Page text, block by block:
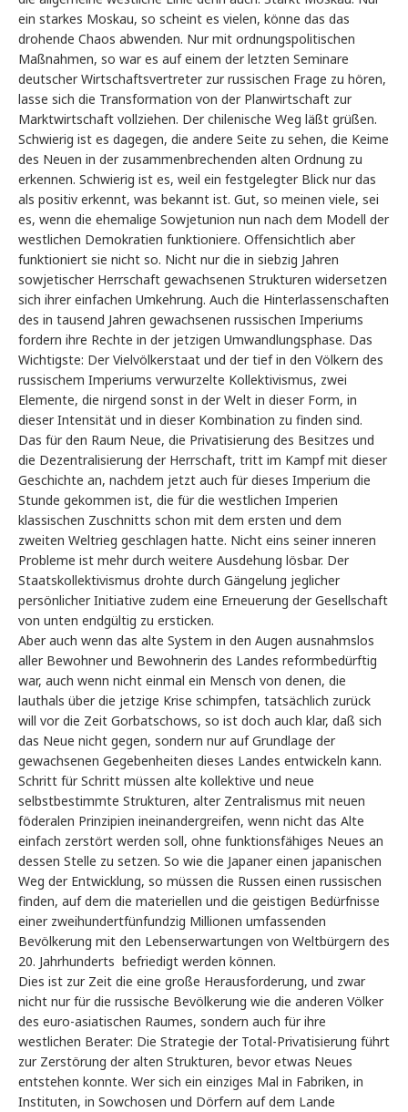
ein starkes Moskau, so scheint es vielen, könne das das
drohende Chaos abwenden. Nur mit ordnungspolitischen
Maßnahmen, so war es auf einem der letzten Seminare
deutscher Wirtschaftsvertreter zur russischen Frage zu hören,
lasse sich die Transformation von der Planwirtschaft zur
Marktwirtschaft vollziehen. Der chilenische Weg läßt grüßen.
Schwierig ist es dagegen, die andere Seite zu sehen, die Keime
des Neuen in der zusammenbrechenden alten Ordnung zu
erkennen. Schwierig ist es, weil ein festgelegter Blick nur das
als positiv erkennt, was bekannt ist. Gut, so meinen viele, sei
es, wenn die ehemalige Sowjetunion nun nach dem Modell der
westlichen Demokratien funktioniere. Offensichtlich aber
funktioniert sie nicht so. Nicht nur die in siebzig Jahren
sowjetischer Herrschaft gewachsenen Strukturen widersetzen
sich ihrer einfachen Umkehrung. Auch die Hinterlassenschaften
des in tausend Jahren gewachsenen russischen Imperiums
fordern ihre Rechte in der jetzigen Umwandlungsphase. Das
Wichtigste: Der Vielvölkerstaat und der tief in den Völkern des
russischem Imperiums verwurzelte Kollektivismus, zwei
Elemente, die nirgend sonst in der Welt in dieser Form, in
dieser Intensität und in dieser Kombination zu finden sind.
Das für den Raum Neue, die Privatisierung des Besitzes und
die Dezentralisierung der Herrschaft, tritt im Kampf mit dieser
Geschichte an, nachdem jetzt auch für dieses Imperium die
Stunde gekommen ist, die für die westlichen Imperien
klassischen Zuschnitts schon mit dem ersten und dem
zweiten Weltrieg geschlagen hatte. Nicht eins seiner inneren
Probleme ist mehr durch weitere Ausdehung lösbar. Der
Staatskollektivismus drohte durch Gängelung jeglicher
persönlicher Initiative zudem eine Erneuerung der Gesellschaft
von unten endgültig zu ersticken.
Aber auch wenn das alte System in den Augen ausnahmslos
aller Bewohner und Bewohnerin des Landes reformbedürftig
war, auch wenn nicht einmal ein Mensch von denen, die
lauthals über die jetzige Krise schimpfen, tatsächlich zurück
will vor die Zeit Gorbatschows, so ist doch auch klar, daß sich
das Neue nicht gegen, sondern nur auf Grundlage der
gewachsenen Gegebenheiten dieses Landes entwickeln kann.
Schritt für Schritt müssen alte kollektive und neue
selbstbestimmte Strukturen, alter Zentralismus mit neuen
föderalen Prinzipien ineinandergreifen, wenn nicht das Alte
einfach zerstört werden soll, ohne funktionsfähiges Neues an
dessen Stelle zu setzen. So wie die Japaner einen japanischen
Weg der Entwicklung, so müssen die Russen einen russischen
finden, auf dem die materiellen und die geistigen Bedürfnisse
einer zweihundertfünfundzig Millionen umfassenden
Bevölkerung mit den Lebenserwartungen von Weltbürgern des
20. Jahrhunderts befriedigt werden können.
Dies ist zur Zeit die eine große Herausforderung, und zwar
nicht nur für die russische Bevölkerung wie die anderen Völker
des euro-asiatischen Raumes, sondern auch für ihre
westlichen Berater: Die Strategie der Total-Privatisierung führt
zur Zerstörung der alten Strukturen, bevor etwas Neues
entstehen konnte. Wer sich ein einziges Mal in Fabriken, in
Instituten, in Sowchosen und Dörfern auf dem Lande